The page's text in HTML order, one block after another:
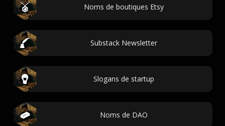
Noms de boutiques Etsy
Substack Newsletter
Slogans de startup
Noms de DAO